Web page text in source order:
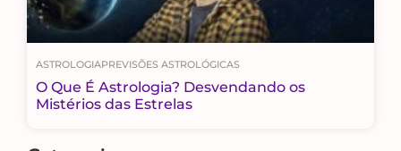
ASTROLOGIAPREVISÕES ASTROLÓGICAS
O Que É Astrologia? Desvendando os
Mistérios das Estrelas